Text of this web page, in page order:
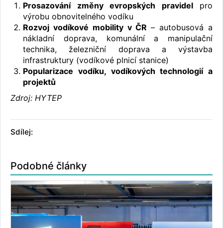
Prosazování změny evropských pravidelpro
výrobu obnovitelného vodíku
Rozvoj vodíkové mobility v ČR– autobusová a
nákladní doprava, komunální a manipulační
technika, železniční doprava a výstavba
infrastruktury (vodíkové plnicí stanice)
Popularizace vodíku, vodíkových technologií a
projektů
Zdroj: HYTEP
Sdílej:
Podobné články